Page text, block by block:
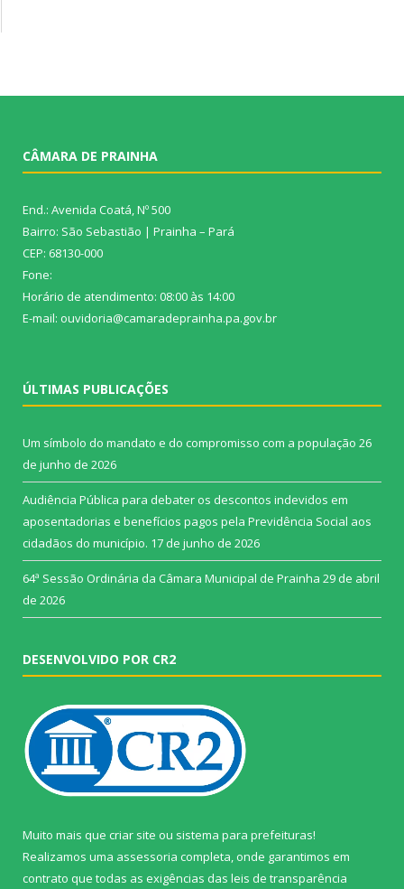
CÂMARA DE PRAINHA
End.: Avenida Coatá, Nº 500
Bairro: São Sebastião | Prainha – Pará
CEP: 68130-000
Fone:
Horário de atendimento: 08:00 às 14:00
E-mail: ouvidoria@camaradeprainha.pa.gov.br
ÚLTIMAS PUBLICAÇÕES
Um símbolo do mandato e do compromisso com a população 26
de junho de 2026
Audiência Pública para debater os descontos indevidos em
aposentadorias e benefícios pagos pela Previdência Social aos
cidadãos do município. 17 de junho de 2026
64ª Sessão Ordinária da Câmara Municipal de Prainha 29 de abril
de 2026
DESENVOLVIDO POR CR2
Muito mais que criar site ou sistema para prefeituras!
Realizamos uma assessoria completa, onde garantimos em
contrato que todas as exigências das leis de transparência